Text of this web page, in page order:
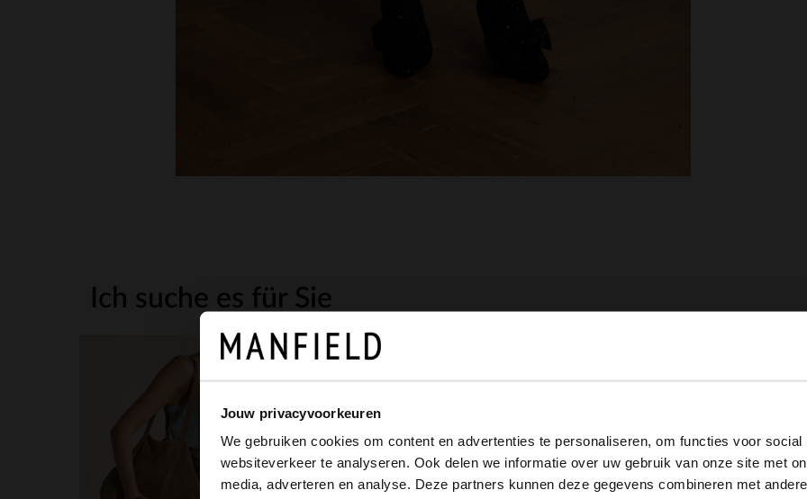
Jouw privacyvoorkeuren
We gebruiken cookies om content en advertenties te personaliseren, om functies voor social
websiteverkeer te analyseren. Ook delen we informatie over uw gebruik van onze site met
media, adverteren en analyse. Deze partners kunnen deze gegevens combineren met
Ich suche es für Sie
It looks like your language isn't Dutch. Would you like to